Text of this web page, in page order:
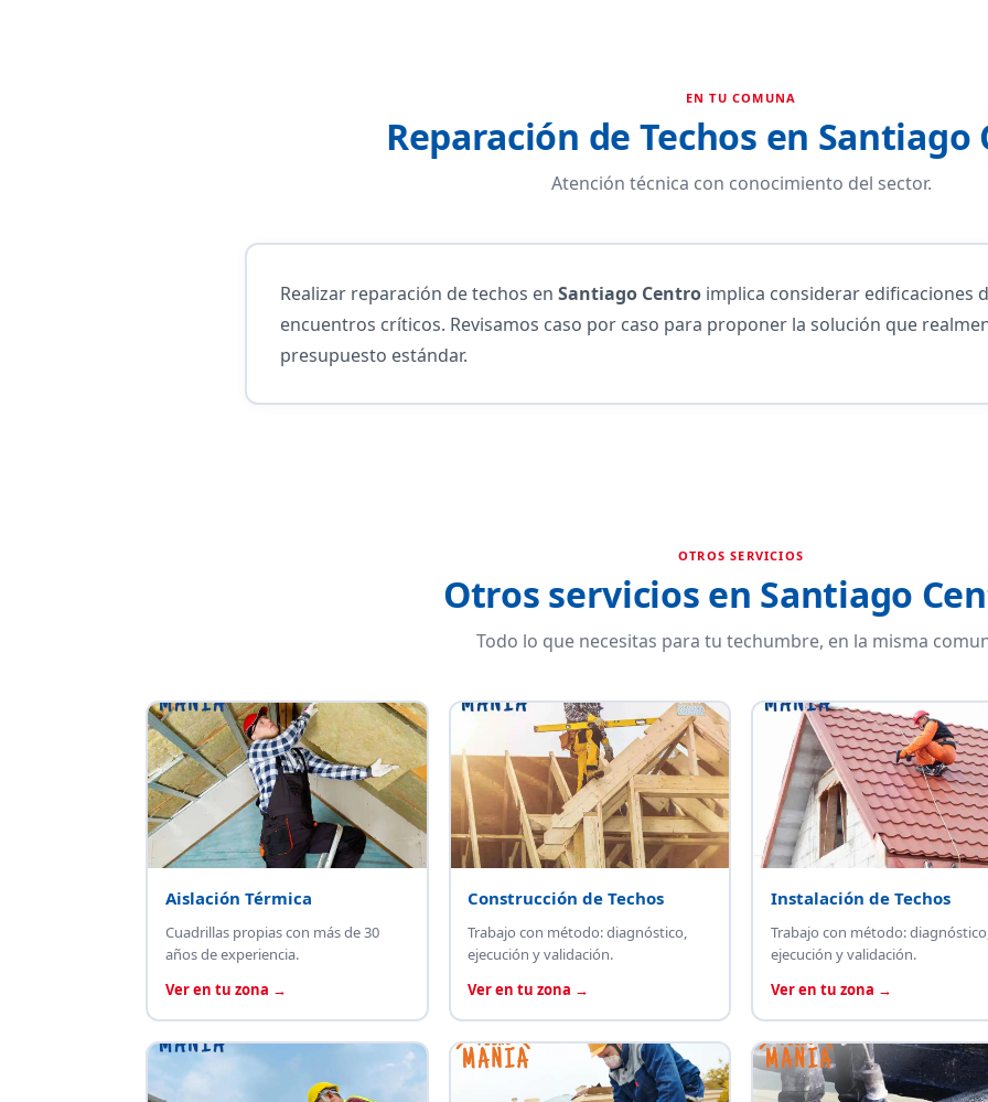
EN TU COMUNA
Reparación de Techos en Santiago
Atención técnica con conocimiento del sector.
Realizar reparación de techos en Santiago Centroimplica considerar edificaciones
encuentros críticos. Revisamos caso por caso para proponer la solución que
presupuesto estándar.
OTROS SERVICIOS
Otros servicios en Santiago
Todo lo que necesitas para tu techumbre, en la misma
Aislación Térmica
Cuadrillas propias con más de 30
años de experiencia.
Ver en tu zona →
Construcción de Techos
Trabajo con método: diagnóstico,
ejecución y validación.
Ver en tu zona →
Instalación de Techos
Trabajo con método:
ejecución y validación.
Ver en tu zona →